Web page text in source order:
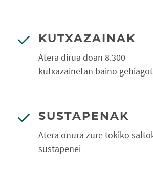
KUTXAZAINAK
Atera dirua doan 8.300
kutxazainetan baino
SUSTAPENAK
Atera onura zure tokiko
sustapenei